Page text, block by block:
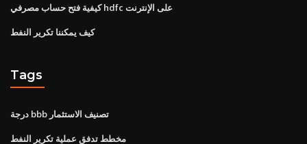
كيفية فتح حساب مصرفي hdfc على الإنترنت
كيف يمكننا تكرير النفط
Tags
درجة bbb تصنيف الاستثمار
مخطط تدفق عملية تكرير النفط